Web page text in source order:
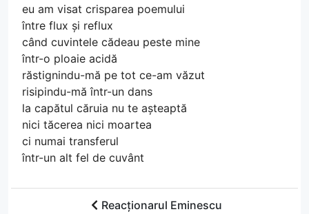
eu am visat crisparea poemului
între flux și reflux
când cuvintele cădeau peste mine
într-o ploaie acidă
răstignindu-mă pe tot ce-am văzut
risipindu-mă într-un dans
la capătul căruia nu te așteaptă
nici tăcerea nici moartea
ci numai transferul
într-un alt fel de cuvânt
Reacționarul Eminescu